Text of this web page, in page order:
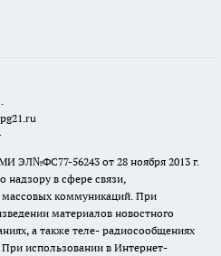
ЭЛ№ФС77-56243 от 28 ноября 2013 г.
надзору в сфере связи,
коммуникаций. При
материалов новостного
а также теле- радиосообщениях
При использовании в Интернет-